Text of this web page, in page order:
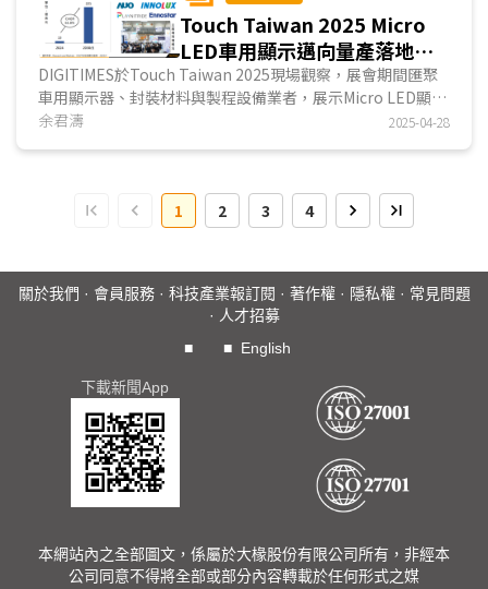
Touch Taiwan 2025 Micro
LED車用顯示邁向量產落地
FOPLP與光通訊成新發展趨勢
DIGITIMES於Touch Taiwan 2025現場觀察，展會期間匯聚
車用顯示器、封裝材料與製程設備業者，展示Micro LED顯示
應用、資料中心光通訊、扇出型面板級封裝(Fan Ou....
余君濤 2025-04-28
1 2 3 4
關於我們 · 會員服務· 科技產業報訂閱 · 著作權· 隱私權· 常見問題
· 人才招募
■
■ English
下載新聞App
本網站內之全部圖文，係屬於大椽股份有限公司所有，非經本
公司同意不得將全部或部分內容轉載於任何形式之媒